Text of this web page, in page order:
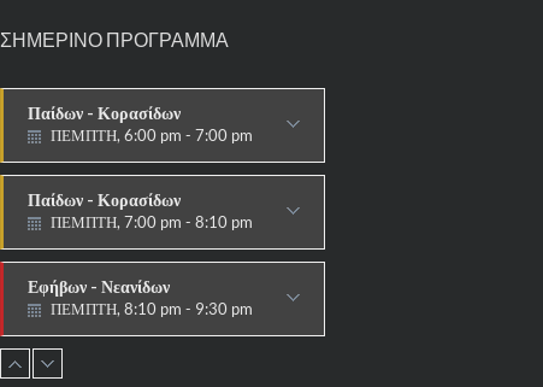
ΣΗΜΕΡΙΝΟ ΠΡΟΓΡΑΜΜΑ
ΠΕΜΠΤΗ, 6:00 pm - 7:00 pm
ΠΕΜΠΤΗ, 7:00 pm - 8:10 pm
ΠΕΜΠΤΗ, 8:10 pm - 9:30 pm
ΑΥΤΟΑΜΥΝΑ
Ανδρών - Γυναικών
ΠΕΜΠΤΗ, 8:15 pm - 9:30 pm